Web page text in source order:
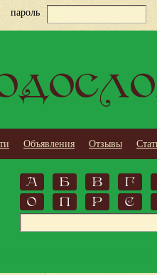
пароль
Объявления Отзывы
А Б В
Г
О
П Р С